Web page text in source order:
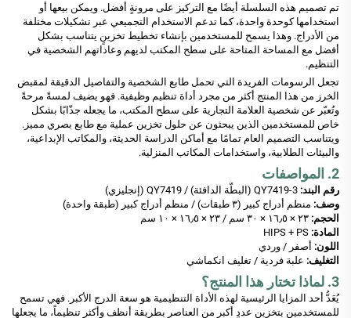
تم تصميم هذه السلسلة أيضًا مع التركيز على مرونةٍ أفضل. ويمكن بيعها أو
استخدامها كوحدة واحدة، كما تدعم الاستخدام التجميعي عبر تشكيلات مختلفة
من الأدراج. وهذا يسمح للمستخدمين بإنشاء تخطيط تخزينٍ يتناسب بشكل
أفضل مع المساحة المتاحة على سطح المكتب لديهم وعاداتهم الشخصية في
التنظيم.
تجعل الرسومات الفريدة التي تحمل طابع الشخصية والتفاصيل الدقيقة لمقبض
الخرز من هذا المنتج أكثر من مجرد أداة تنظيم وظيفية. فهو يضيف لمسةً مرحةً
وتُعبّر عن شخصية العلامة التجارية على سطح المكتب، ما يجعله جذّابًا بشكل
خاص للمستخدمين الذين يبحثون عن حلول تخزين عملية مع طابع بصري مميز.
ويتناسب التصميم العام تمامًا مع أماكن الدراسة الحديثة، والمكاتب الإبداعية،
والبيئات الطلابية، واستخدامات المكاتب المنزلية.
2. المواصفات
رقم البند: QY7419-3 (البطّة الدافئة) / QY7419 (إنجليزي)
وصف: منظم أدراج كبير (٣ طبقات) / منظم أدراج كبير (طبقة واحدة)
الحجم: ٢٣ × ١٦٫٥ × ٣٠ سم / ٢٣ × ١٦٫٥ × ١٠ سم
المادة: HIPS + PS
اللون: أصفر / وردي
التغليف: علبة فردية / تغليف انكماشي
3. لماذا تختار هذا المنتج؟
يُعَدُّ أحد المزايا الرئيسية لهذه الأداة التنظيمية هو سعة الدرج الأكبر. فهي تسمح
للمستخدمين بتخزين عددٍ أكبر من العناصر بطريقة أنظف وأكثر تنظيماً، ما يجعلها